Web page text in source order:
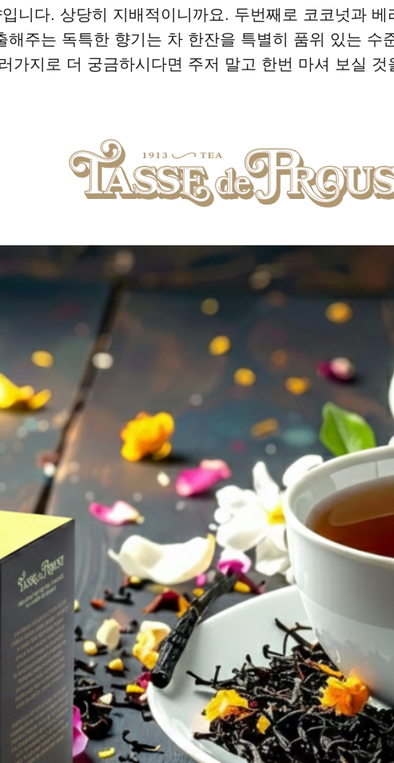
니다. 상당히 지배적이니까요. 두번째로 코코넛과
주는 독특한 향기는 차 한잔을 특별히 품위 있는 수
가지로 더 궁금하시다면 주저 말고 한번 마셔 보실 것